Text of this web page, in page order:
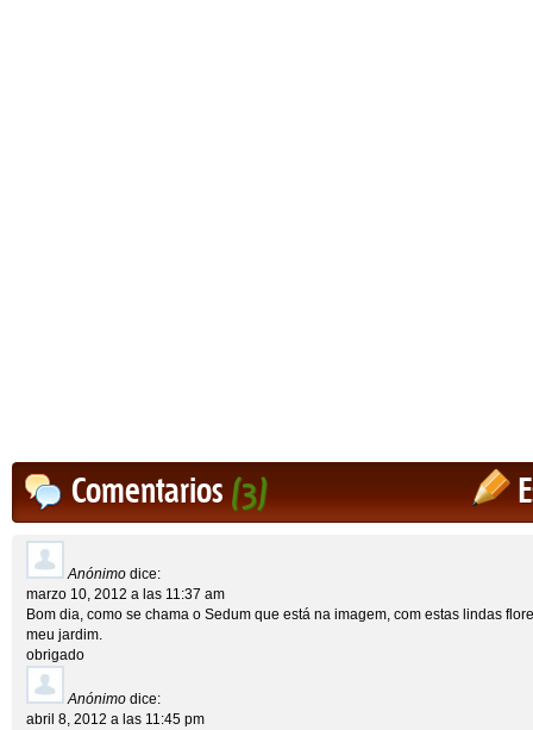
Comentarios(3)
Anónimo dice:
marzo 10, 2012 a las 11:37 am
Bom dia, como se chama o Sedum que está na imagem, com estas lindas
meu jardim.
obrigado
Anónimo dice:
abril 8, 2012 a las 11:45 pm